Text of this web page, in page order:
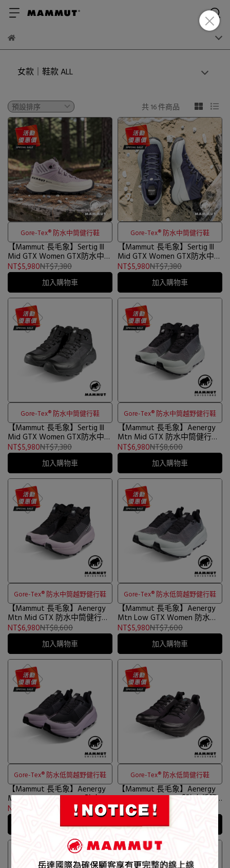
女款｜鞋款 ALL
共 16 件商品
Gore-Tex® 防水中筒健行鞋
【Mammut 長毛象】Sertig III
Mid GTX Women GTX防水中筒
健行鞋 紫風輪/白月光 女款
#3030-05580
NT$5,980NT$7,380
加入購物車
Gore-Tex® 防水中筒健行鞋
【Mammut 長毛象】Sertig III
Mid GTX Women GTX防水中筒
健行鞋 海洋藍/鉑金灰 女款
#3030-05580
NT$5,980NT$7,380
加入購物車
Gore-Tex® 防水中筒健行鞋
【Mammut 長毛象】Sertig III
Mid GTX Women GTX防水中筒
健行鞋 黑色 女款 #3030-
05580
NT$5,980NT$7,380
加入購物車
Gore-Tex® 防水中筒越野健行鞋
【Mammut 長毛象】Aenergy
Mtn Mid GTX 防水中筒健行鞋
女款 黑/鼠尾草銀綠 #3030-
05330
NT$6,980NT$8,600
加入購物車
Gore-Tex® 防水中筒越野健行鞋
【Mammut 長毛象】Aenergy
Mtn Mid GTX 防水中筒健行鞋
女款 黑/紫風輪 #3030-05330
NT$6,980NT$8,600
加入購物車
Gore-Tex® 防水低筒越野健行鞋
【Mammut 長毛象】Aenergy
Mtn Low GTX Women 防水低
筒越野健行鞋 女款 黑/鼠尾草
銀綠 #3030-05310
NT$5,980NT$7,600
加入購物車
Gore-Tex® 防水低筒越野健行鞋
【Mammut 長毛象】Aenergy
Mtn Low GTX Women 防水低
筒越野健行鞋 女款 黑/紫風輪
#3030-05310
NT$5,980
加入購物車
Gore-Tex® 防水低筒健行鞋
【Mammut 長毛象】Aenergy
Hike Low Gore-Tex®防水低筒
健行鞋 女款 黑色 #3030-
05220
NT$4,980 NT$5,980
加入購物車